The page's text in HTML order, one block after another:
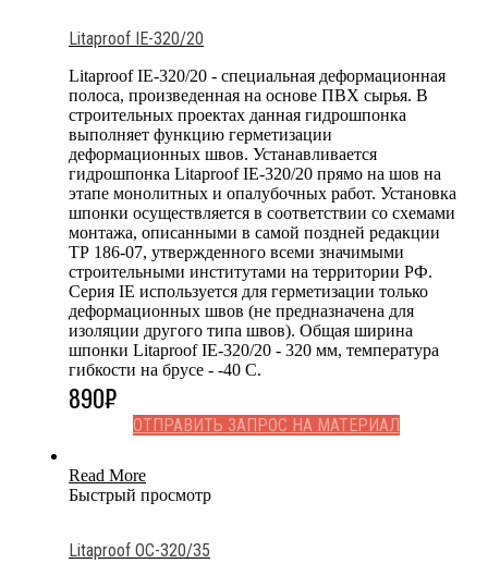
Litaproof IE-320/20
Litaproof IE-320/20 - специальная деформационная
полоса, произведенная на основе ПВХ сырья. В
строительных проектах данная гидрошпонка
выполняет функцию герметизации
деформационных швов. Устанавливается
гидрошпонка Litaproof IE-320/20 прямо на шов на
этапе монолитных и опалубочных работ. Установка
шпонки осуществляется в соответствии со схемами
монтажа, описанными в самой поздней редакции
ТР 186-07, утвержденного всеми значимыми
строительными институтами на территории РФ.
Серия IE используется для герметизации только
деформационных швов (не предназначена для
изоляции другого типа швов). Общая ширина
шпонки Litaproof IE-320/20 - 320 мм, температура
гибкости на брусе - -40 С.
890₽
ОТПРАВИТЬ ЗАПРОС НА МАТЕРИАЛ
Read More
Быстрый просмотр
Litaproof OC-320/35